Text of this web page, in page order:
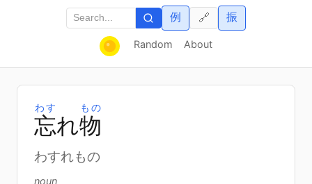
Random About
例 振
🔗
忘
わす
れ物
もの
わすれもの
noun